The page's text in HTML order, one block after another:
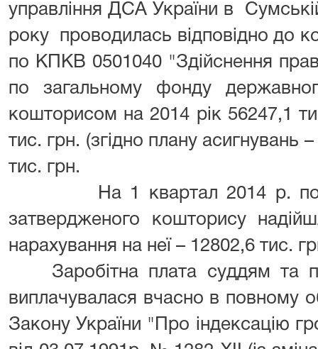
управління ДСА України в
року проводилась відповідно до
по КПКВ 0501040 "Здійснення
по загальному фонду
кошторисом на 2014 рік 56247,1
тис. грн. (згідно плану
тис. грн.
На 1 квартал 2014 р. по
затвердженого кошторису
нарахування на неї – 12802,6 тис.
Заробітна плата суддям та
виплачувалася вчасно в повному
Закону України "Про індексацію